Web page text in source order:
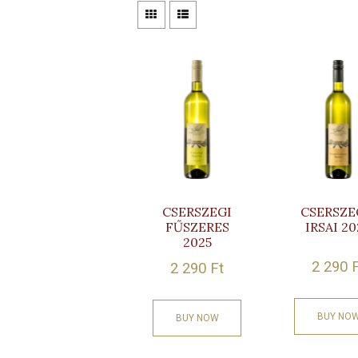
CSERSZEGI
FŰSZERES
2025
2 290 Ft
BUY NOW
IRSAI
2 290
BUY